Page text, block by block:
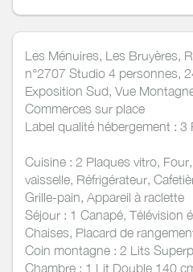
Les Ménuires, Les Bruyères,
n°2707 Studio 4 personnes,
Exposition Sud, Vue
Commerces sur place
Label qualité hébergement : 3
Cuisine : 2 Plaques vitro,
vaisselle, Réfrigérateur,
Grille-pain, Appareil à raclette
Séjour : 1 Canapé, Télévision
Chaises, Placard de
Coin montagne : 2 Lits
Chambre : 1 Lit Double 140